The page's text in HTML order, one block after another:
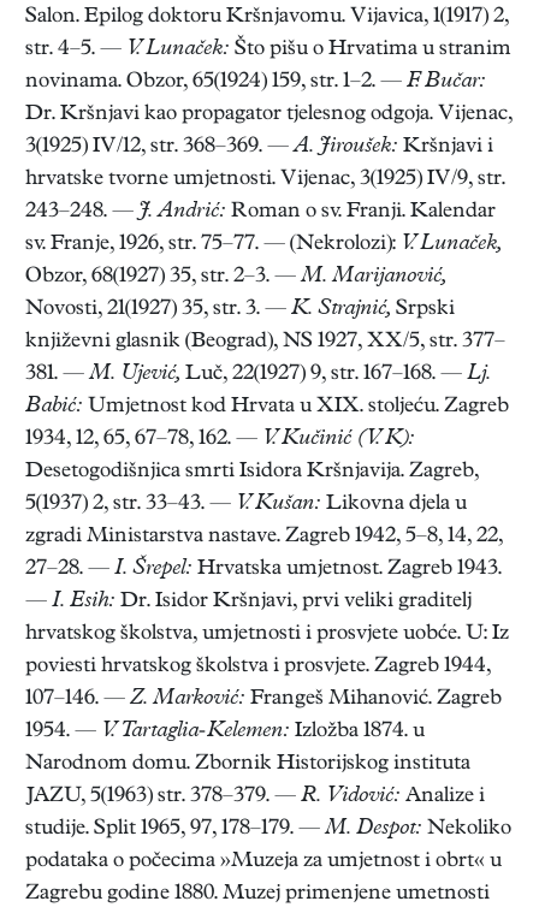
Salon. Epilog doktoru Kršnjavomu. Vijavica, 1(1917) 2,
str. 4–5. — V. Lunaček: Što pišu o Hrvatima u stranim
novinama. Obzor, 65(1924) 159, str. 1–2. — F. Bučar:
Dr. Kršnjavi kao propagator tjelesnog odgoja. Vijenac,
3(1925) IV/12, str. 368–369. —A. Jiroušek: Kršnjavi i
hrvatske tvorne umjetnosti. Vijenac, 3(1925) IV/9, str.
243–248. — J. Andrić: Roman o sv. Franji. Kalendar
sv. Franje, 1926, str. 75–77. — (Nekrolozi): V. Lunaček,
Obzor, 68(1927) 35, str. 2–3. —M. Marijanović,
Novosti, 21(1927) 35, str. 3. — K. Strajnić, Srpski
književni glasnik (Beograd), NS 1927, XX/5, str. 377–
381. —M. Ujević, Luč, 22(1927) 9, str. 167–168. — Lj.
Babić: Umjetnost kod Hrvata u XIX. stoljeću. Zagreb
1934, 12, 65, 67–78, 162. — V. Kučinić (V. K):
Desetogodišnjica smrti Isidora Kršnjavija. Zagreb,
5(1937) 2, str. 33–43. — V. Kušan: Likovna djela u
zgradi Ministarstva nastave. Zagreb 1942, 5–8, 14, 22,
27–28. — I. Šrepel: Hrvatska umjetnost. Zagreb 1943.
— I. Esih: Dr. Isidor Kršnjavi, prvi veliki graditelj
hrvatskog školstva, umjetnosti i prosvjete uobće. U: Iz
poviesti hrvatskog školstva i prosvjete. Zagreb 1944,
107–146. — Z. Marković: Frangeš Mihanović. Zagreb
1954. — V. Tartaglia-Kelemen: Izložba 1874. u
Narodnom domu. Zbornik Historijskog instituta
JAZU, 5(1963) str. 378–379. — R. Vidović: Analize i
studije. Split 1965, 97, 178–179. —M. Despot: Nekoliko
podataka o počecima »Muzeja za umjetnost i obrt« u
Zagrebu godine 1880. Muzej primenjene umetnosti